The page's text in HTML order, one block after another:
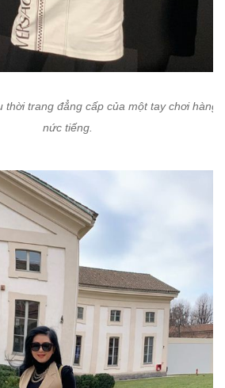
thời trang đẳng cấp của một tay chơi hàng
nức tiếng.